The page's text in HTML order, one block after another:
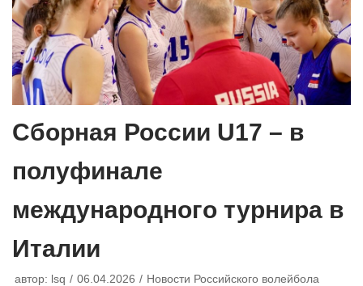
Сборная России U17 – в
полуфинале
международного турнира в
Италии
автор: lsq 06.04.2026 Новости Российского волейбола